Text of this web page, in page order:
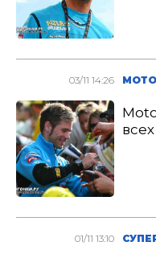
03/11 14:26
01/11 13:10